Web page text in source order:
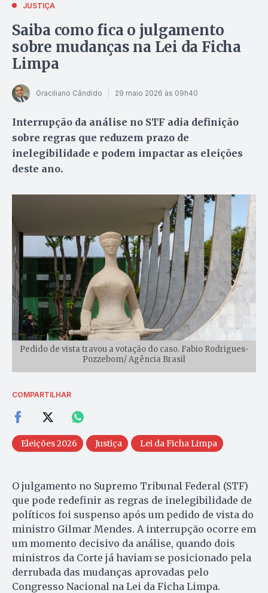
JUSTIÇA
Saiba como fica o julgamento
sobre mudanças na Lei da Ficha
Limpa
Graciliano Cândido 29 maio 2026 às 09h40
Interrupção da análise no STF adia definição
sobre regras que reduzem prazo de
inelegibilidade e podem impactar as eleições
deste ano.
Pedido de vista travou a votação do caso. Fabio Rodrigues-
Pozzebom/ Agência Brasil
COMPARTILHAR
Eleições 2026 Justiça Lei da Ficha Limpa
O julgamento no Supremo Tribunal Federal (STF)
que pode redefinir as regras de inelegibilidade de
políticos foi suspenso após um pedido de vista do
ministro Gilmar Mendes. A interrupção ocorre em
um momento decisivo da análise, quando dois
ministros da Corte já haviam se posicionado pela
derrubada das mudanças aprovadas pelo
Congresso Nacional na Lei da Ficha Limpa.